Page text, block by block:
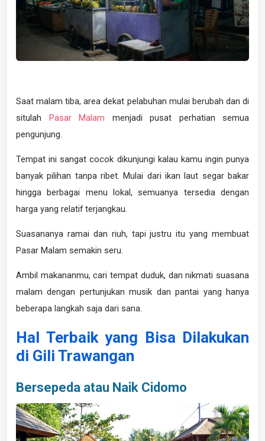
Saat malam tiba, area dekat pelabuhan mulai berubah dan di
situlah Pasar Malam menjadi pusat perhatian semua
pengunjung.
Tempat ini sangat cocok dikunjungi kalau kamu ingin punya
banyak pilihan tanpa ribet. Mulai dari ikan laut segar bakar
hingga berbagai menu lokal, semuanya tersedia dengan
harga yang relatif terjangkau.
Suasananya ramai dan riuh, tapi justru itu yang membuat
Pasar Malam semakin seru.
Ambil makananmu, cari tempat duduk, dan nikmati suasana
malam dengan pertunjukan musik dan pantai yang hanya
beberapa langkah saja dari sana.
Hal Terbaik yang Bisa Dilakukan
di Gili Trawangan
Bersepeda atau Naik Cidomo